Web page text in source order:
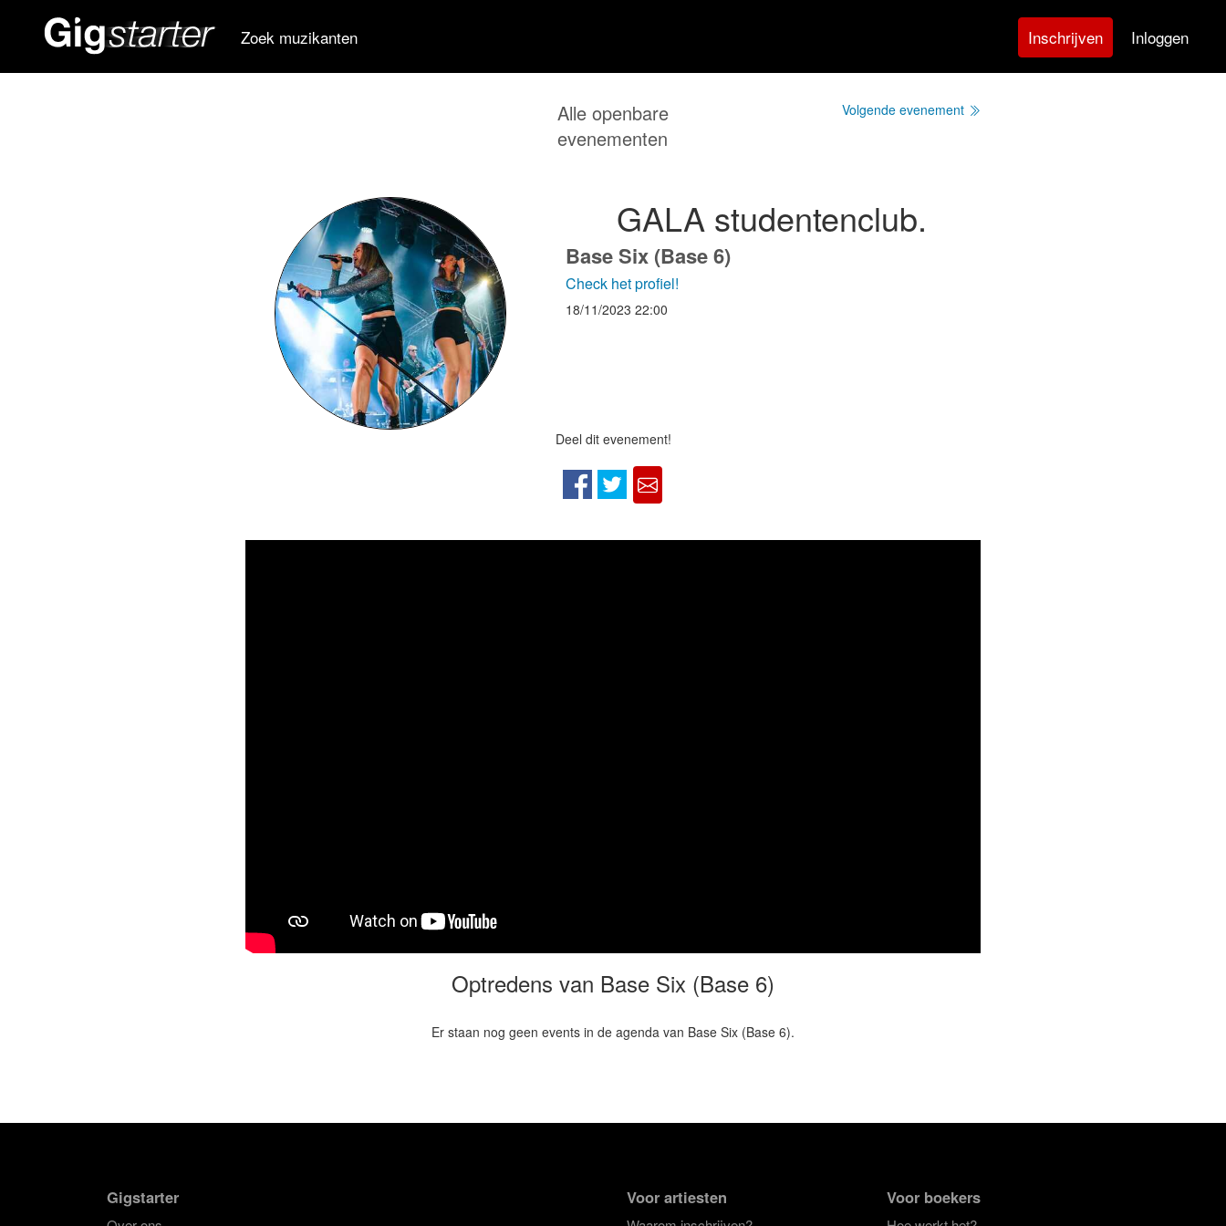
Zoek muzikanten Inschrijven Inloggen
Alle openbare
evenementen
Volgende evenement
GALA studentenclub.
Base Six (Base 6)
Check het profiel!
18/11/2023 22:00
Deel dit evenement!
Optredens van Base Six (Base 6)
Er staan nog geen events in de agenda van Base Six (Base 6).
Voor artiesten Voor boekers
Gigstarter